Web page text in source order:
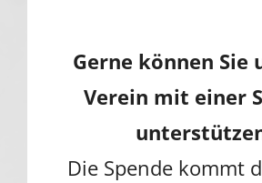
Gerne können Sie
Verein mit einer
Die Spende kommt